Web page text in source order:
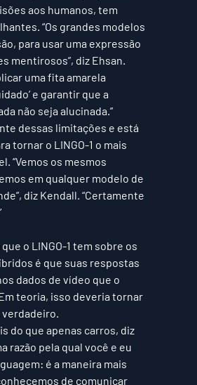
aos humanos, tem
“Os grandes modelos
para usar uma expressão
mentirosos”, diz Ehsan.
uma fita amarela
e garantir que a
não seja alucinada.”
dessas limitações e está
tornar o LINGO-1 o mais
“Vemos os mesmos
em qualquer modelo de
diz Kendall. “Certamente
o LINGO-1 tem sobre os
é que suas respostas
dados de vídeo que o
teoria, isso deveria tornar
verdadeiro.
do que apenas carros, diz
razão pela qual você e eu
é a maneira mais
de comunicar